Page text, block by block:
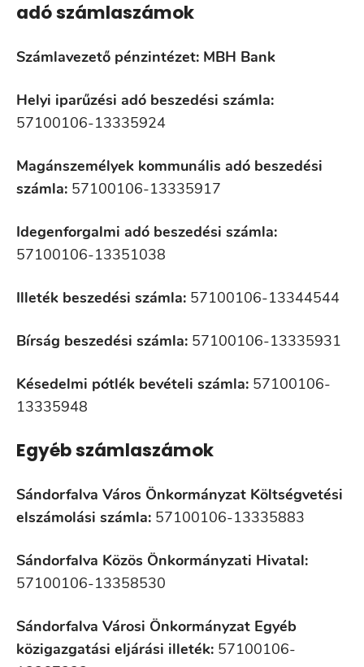
adó számlaszámok
Számlavezető pénzintézet: MBH Bank
Helyi iparűzési adó beszedési számla:
57100106-13335924
Magánszemélyek kommunális adó beszedési
számla: 57100106-13335917
Idegenforgalmi adó beszedési számla:
57100106-13351038
Illeték beszedési számla: 57100106-13344544
Bírság beszedési számla: 57100106-13335931
Késedelmi pótlék bevételi számla: 57100106-
13335948
Egyéb számlaszámok
Sándorfalva Város Önkormányzat Költségvetési
elszámolási számla: 57100106-13335883
Sándorfalva Közös Önkormányzati Hivatal:
57100106-13358530
Sándorfalva Városi Önkormányzat Egyéb
közigazgatási eljárási illeték: 57100106-